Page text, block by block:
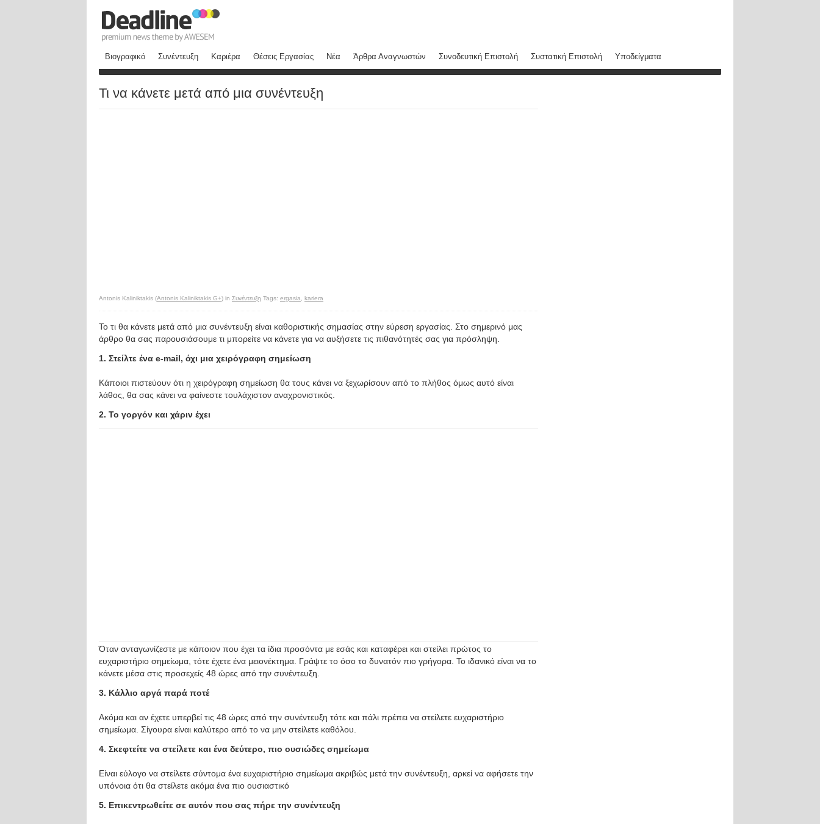
Βιογραφικό Συνέντευξη Καριέρα Θέσεις Εργασίας Νέα Άρθρα Αναγνωστών Συνοδευτική Επιστολή Συστατική Επιστολή Υποδείγματα
Τι να κάνετε μετά από μια συνέντευξη
Antonis Kaliniktakis (Antonis Kaliniktakis G+) in Συνέντευξη Tags: ergasia kariera
Το τι θα κάνετε μετά από μια συνέντευξη είναι καθοριστικής σημασίας στην εύρεση εργασίας. Στο σημερινό μας
άρθρο θα σας παρουσιάσουμε τι μπορείτε να κάνετε για να αυξήσετε τις πιθανότητές σας για πρόσληψη.
1. Στείλτε ένα e-mail, όχι μια χειρόγραφη σημείωση
Κάποιοι πιστεύουν ότι η χειρόγραφη σημείωση θα τους κάνει να ξεχωρίσουν από το πλήθος όμως αυτό είναι
λάθος, θα σας κάνει να φαίνεστε τουλάχιστον αναχρονιστικός.
2. Το γοργόν και χάριν έχει
Όταν ανταγωνίζεστε με κάποιον που έχει τα ίδια προσόντα με εσάς και καταφέρει και στείλει πρώτος το
ευχαριστήριο σημείωμα, τότε έχετε ένα μειονέκτημα. Γράψτε το όσο το δυνατόν πιο γρήγορα. Το ιδανικό είναι να το
κάνετε μέσα στις προσεχείς 48 ώρες από την συνέντευξη.
3. Κάλλιο αργά παρά ποτέ
Ακόμα και αν έχετε υπερβεί τις 48 ώρες από την συνέντευξη τότε και πάλι πρέπει να στείλετε ευχαριστήριο
σημείωμα. Σίγουρα είναι καλύτερο από το να μην στείλετε καθόλου.
4. Σκεφτείτε να στείλετε και ένα δεύτερο, πιο ουσιώδες σημείωμα
Είναι εύλογο να στείλετε σύντομα ένα ευχαριστήριο σημείωμα ακριβώς μετά την συνέντευξη, αρκεί να αφήσετε την
υπόνοια ότι θα στείλετε ακόμα ένα πιο ουσιαστικό
5. Επικεντρωθείτε σε αυτόν που σας πήρε την συνέντευξη